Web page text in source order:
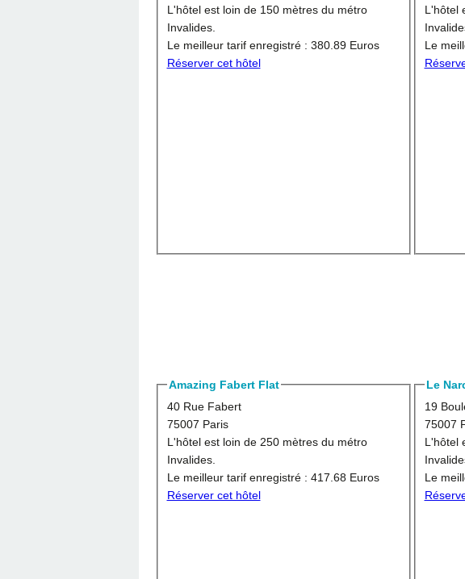
L'hôtel est loin de 150 mètres du métro
Invalides.
Le meilleur tarif enregistré : 380.89 Euros
Réserver cet hôtel
L'hôtel
Le
Amazing Fabert Flat
40 Rue Fabert
75007 Paris
L'hôtel est loin de 250 mètres du métro
Invalides.
Le meilleur tarif enregistré : 417.68 Euros
Réserver cet hôtel
Le
19
75007
L'hôtel
Le